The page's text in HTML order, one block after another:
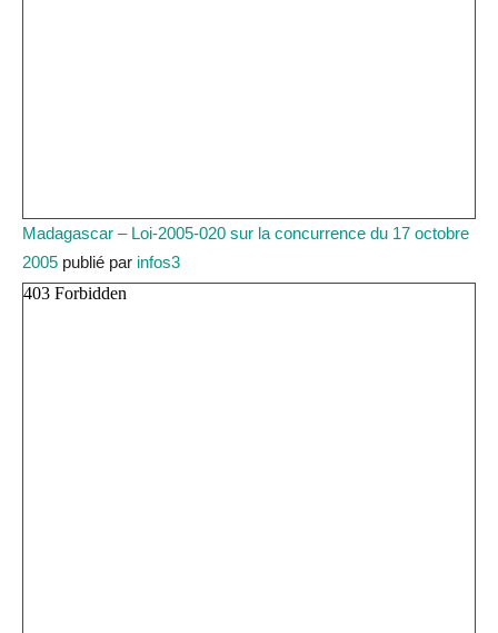
Madagascar – Loi-2005-020 sur la concurrence du 17 octobre
2005 publié par infos3